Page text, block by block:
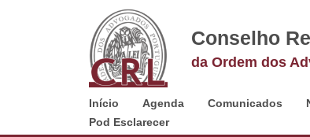
Conselho
da Ordem dos
Início Agenda Comunicados
Pod Esclarecer